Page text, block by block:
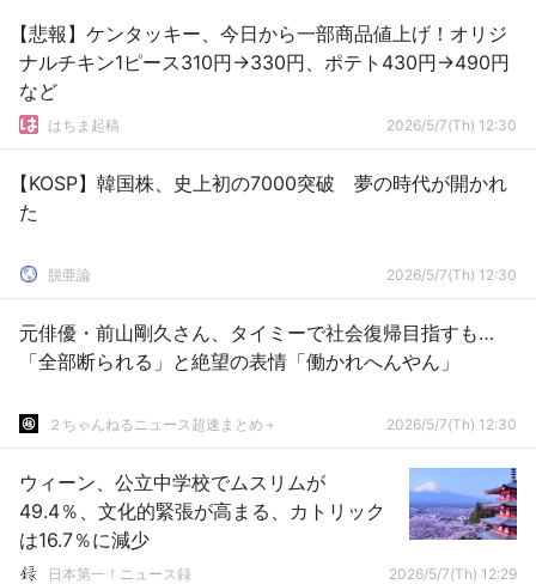
【悲報】ケンタッキー、今日から一部商品値上げ！オリジ
ナルチキン1ピース310円→330円、ポテト430円→490円
など
はちま起稿 2026/5/7(Th) 12:30
【KOSP】韓国株、史上初の7000突破 夢の時代が開かれ
た
脱亜論 2026/5/7(Th) 12:30
元俳優・前山剛久さん、タイミーで社会復帰目指すも…
「全部断られる」と絶望の表情「働かれへんやん」
２ちゃんねるニュース超速まとめ＋ 2026/5/7(Th) 12:30
ウィーン、公立中学校でムスリムが
49.4％、文化的緊張が高まる、カトリック
は16.7％に減少
日本第一！ニュース録 2026/5/7(Th) 12:29